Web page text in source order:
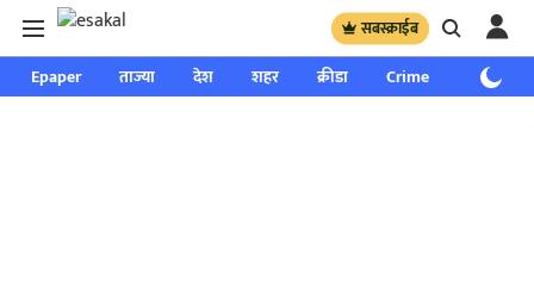
सबस्क्राईब
Epaper ताज्या देश शहर क्रीडा Crime साप्ताहिक